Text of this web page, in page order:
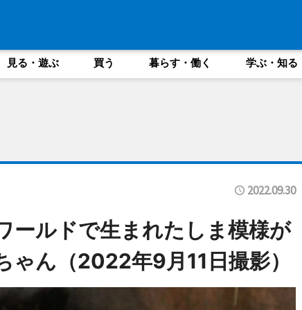
見る・遊ぶ 買う 暮らす・働く 学ぶ・知る
2022.09.30
ールドで生まれたしま模様が
ん（2022年9月11日撮影）